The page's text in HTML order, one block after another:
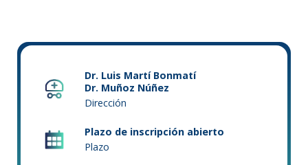
Dr. Luis Martí Bonmatí
Dr. Muñoz Núñez
Dirección
Plazo de inscripción abierto
Plazo